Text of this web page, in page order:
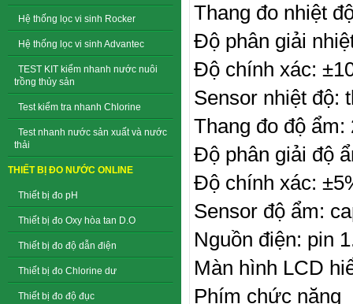
Hệ thống lọc vi sinh Rocker
Hệ thống lọc vi sinh Advantec
TEST KIT kiểm nhanh nước nuôi
trồng thủy sản
Test kiểm tra nhanh Chlorine
Test nhanh nước sản xuất và nước
thải
THIẾT BỊ ĐO NƯỚC ONLINE
Thiết bị đo pH
Thiết bị đo Oxy hòa tan D.O
Thiết bị đo độ dẫn điện
Thiết bị đo Chlorine dư
Thiết bị đo độ đục
Thang đo nhiệt
Độ phân giải
Độ chính xác: ±1
Sensor nhiệt độ:
Thang đo độ ẩm:
Độ phân giải độ
Độ chính xác:
Sensor độ ẩm:
Nguồn điện: pin
Màn hình LCD
Phím chức năng